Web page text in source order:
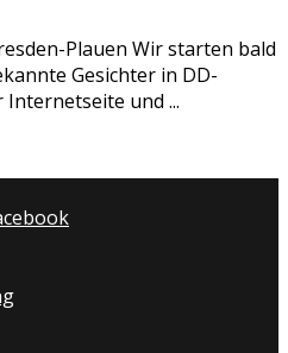
Plauen Wir starten bald
Gesichter in DD-
Internetseite und ...